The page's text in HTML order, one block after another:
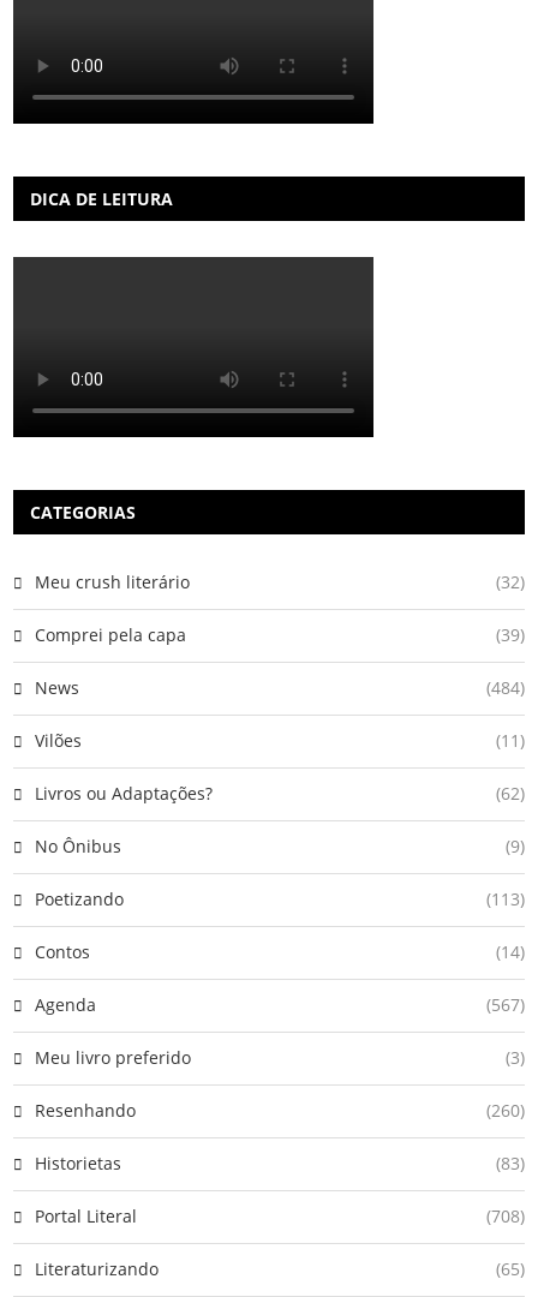
DICA DE LEITURA
CATEGORIAS
Meu crush literário (32)
Comprei pela capa (39)
News (484)
Vilões (11)
Livros ou Adaptações? (62)
No Ônibus (9)
Poetizando (113)
Contos (14)
Agenda (567)
Meu livro preferido (3)
Resenhando (260)
Historietas (83)
Portal Literal (708)
Literaturizando (65)